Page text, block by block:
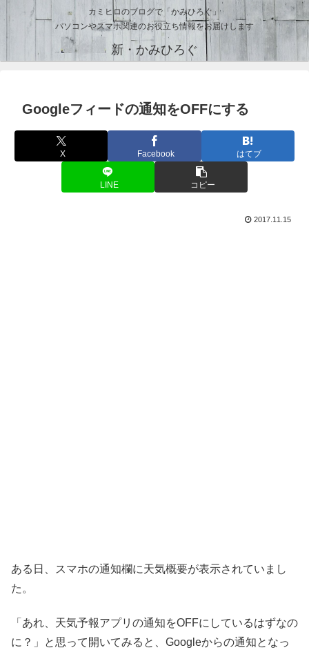
カミヒロのブログで「かみひろぐ」
パソコンやスマホ関連のお役立ち情報をお届けします
新・かみひろぐ
Googleフィードの通知をOFFにする
X Facebook はてブ
LINE コピー
2017.11.15
ある日、スマホの通知欄に天気概要が表示されていまし
た。
「あれ、天気予報アプリの通知をOFFにしているはずなの
に？」と思って開いてみると、Googleからの通知となっ